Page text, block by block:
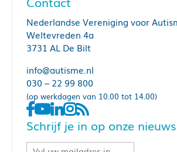
Nederlandse Vereniging voor
Weltevreden 4a
3731 AL De Bilt
info@autisme.nl
030 – 22 99 800
(op werkdagen van 10.00 tot 14.00)
Schrijf je in op onze